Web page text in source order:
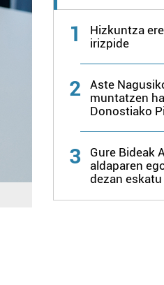
1
Hizkuntza
irizpide
2
Aste
muntatzen
Donostiako
3
Gure Bideak
aldaparen
dezan